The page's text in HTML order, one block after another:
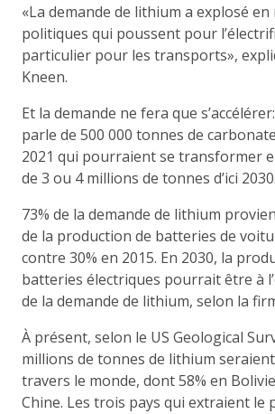
«La demande de lithium a explosé
politiques qui poussent pour
particulier pour les transports»,
Kneen.
Et la demande ne fera que
parle de 500 000 tonnes de
2021 qui pourraient se transformer
de 3 ou 4 millions de tonnes d’ici 2030.
73% de la demande de lithium
de la production de batteries de
contre 30% en 2015. En 2030, la
batteries électriques pourrait être à
de la demande de lithium, selon la
À présent, selon le US Geological
millions de tonnes de lithium
travers le monde, dont 58% en
Chine. Les trois pays qui extraient le